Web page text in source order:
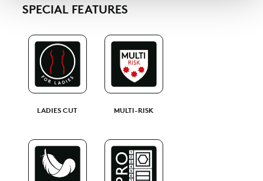
haben oder die sie im Rahmen Ihrer Nutzung der Dienste
SPECIAL FEATURES
LADIES CUT MULTI-RISK